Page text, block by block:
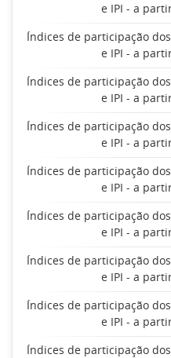
e IPI - a
Índices de participação
e IPI - a
Índices de participação
e IPI - a
Índices de participação
e IPI - a
Índices de participação
e IPI - a
Índices de participação
e IPI - a
Índices de participação
e IPI - a
Índices de participação
e IPI - a
Índices de participação